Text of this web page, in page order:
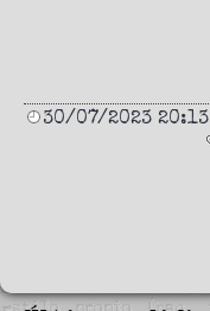
30/07/2023 20:13